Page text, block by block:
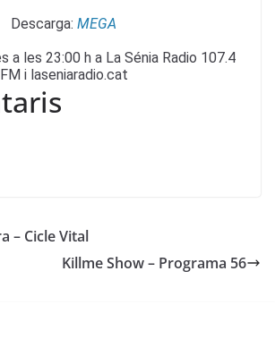
Descarga: MEGA
a les 23:00 h a La Sénia Radio 107.4
FM i laseniaradio.cat
– Cicle Vital
Killme Show – Programa 56